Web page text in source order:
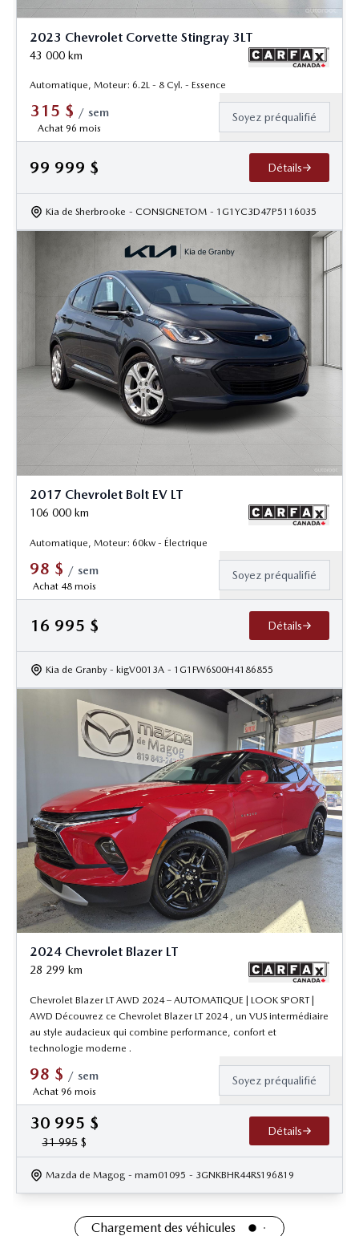
2023 Chevrolet Corvette Stingray 3LT
43 000 km
Automatique, Moteur: 6.2L - 8 Cyl. - Essence
315 $ / sem
Achat 96 mois
Soyez préqualifié
99 999 $ Détails
Kia de Sherbrooke - CONSIGNETOM - 1G1YC3D47P5116035
2017 Chevrolet Bolt EV LT
106 000 km
Automatique, Moteur: 60kw - Électrique
98 $ / sem
Achat 48 mois
Soyez préqualifié
16 995 $ Détails
Kia de Granby - kigV0013A - 1G1FW6S00H4186855
2024 Chevrolet Blazer LT
28 299 km
Chevrolet Blazer LT AWD 2024 – AUTOMATIQUE | LOOK SPORT |
AWD Découvrez ce Chevrolet Blazer LT 2024 , un VUS intermédiaire
au style audacieux qui combine performance, confort et
technologie moderne .
98 $ / sem
Achat 96 mois
Soyez préqualifié
30 995 $
31 995$
Détails
Mazda de Magog - mam01095 - 3GNKBHR44RS196819
Chargement des véhicules